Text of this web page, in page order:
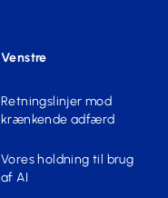
Venstre
Retningslinjer mod
krænkende adfærd
Vores holdning til brug
af AI